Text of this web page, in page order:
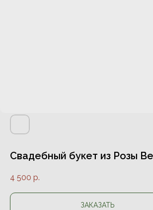
Свадебный букет из Розы
4 500 р.
ЗАКАЗАТЬ